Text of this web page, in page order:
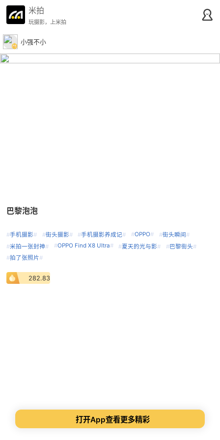
米拍
玩摄影，上米拍
小强不小
巴黎泡泡
#手机摄影# #街头摄影# #手机摄影养成记# #OPPO# #街头瞬间 #
#米拍一张封神# #OPPO Find X8 UItra# #夏天的光与影# #巴黎街头#
#拍了张照片#
282.83
打开App查看更多精彩